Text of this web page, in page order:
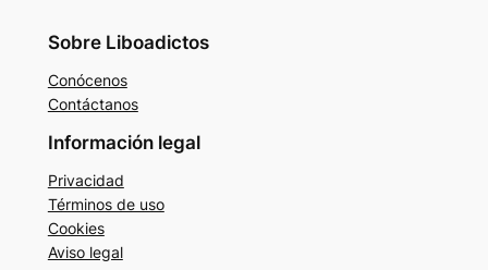
Sobre Liboadictos
Conócenos
Contáctanos
Información legal
Privacidad
Términos de uso
Cookies
Aviso legal